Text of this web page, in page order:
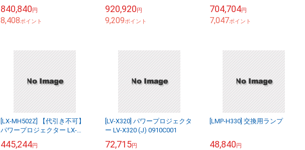
840,840円
8,408ポイント
920,920円
9,209ポイント
704,704円
7,047ポイント
[LX-MH502Z] 【代引き不可】
パワープロジェクター LX-
445,244円
[LV-X320] パワープロジェクタ
ー LV-X320 (J) 0910C001
72,715円
[LMP-H330] 交換用ランプ
48,840円